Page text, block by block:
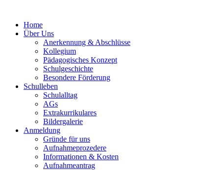
Home
Über Uns
Anerkennung & Abschlüsse
Kollegium
Pädagogisches Konzept
Schulgeschichte
Besondere Förderung
Schulleben
Schulalltag
AGs
Extrakurrikulares
Bildergalerie
Anmeldung
Gründe für uns
Aufnahmeprozedere
Informationen & Kosten
Aufnahmeantrag